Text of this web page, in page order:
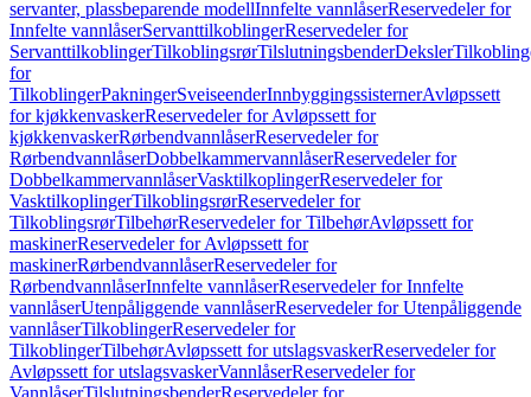
servanter, plassbeparende modellInnfelte vannlåserReservedeler for
Innfelte vannlåserServanttilkoblingerReservedeler for
ServanttilkoblingerTilkoblingsrørTilslutningsbenderDeksler
for
TilkoblingerPakningerSveiseenderInnbyggingssisternerAvløpssett
for kjøkkenvaskerReservedeler for Avløpssett for
kjøkkenvaskerRørbendvannlåserReservedeler for
RørbendvannlåserDobbelkammervannlåserReservedeler for
DobbelkammervannlåserVasktilkoplingerReservedeler for
VasktilkoplingerTilkoblingsrørReservedeler for
TilkoblingsrørTilbehørReservedeler for TilbehørAvløpssett for
maskinerReservedeler for Avløpssett for
maskinerRørbendvannlåserReservedeler for
RørbendvannlåserInnfelte vannlåserReservedeler for Innfelte
vannlåserUtenpåliggende vannlåserReservedeler for Utenpåliggende
vannlåserTilkoblingerReservedeler for
TilkoblingerTilbehørAvløpssett for utslagsvaskerReservedeler for
Avløpssett for utslagsvaskerVannlåserReservedeler for
VannlåserTilslutningsbenderReservedeler for